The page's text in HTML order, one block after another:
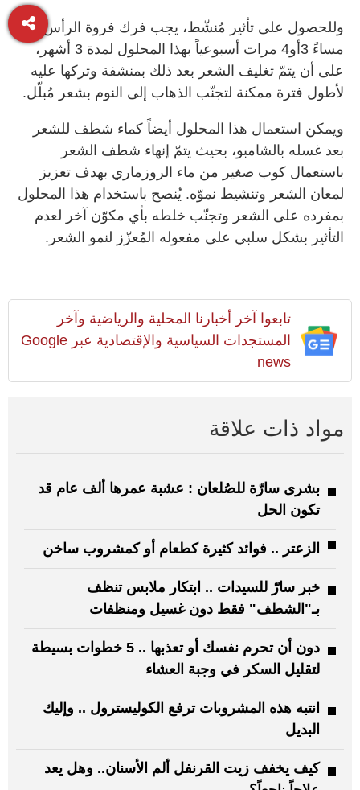
وللحصول على تأثير مُنشّط، يجب فرك فروة الرأس
مساءً 3أو4 مرات أسبوعياً بهذا المحلول لمدة 3 أشهر،
على أن يتمّ تغليف الشعر بعد ذلك بمنشفة وتركها عليه
لأطول فترة ممكنة لتجنّب الذهاب إلى النوم بشعر مُبلّل.
ويمكن استعمال هذا المحلول أيضاً كماء شطف للشعر
بعد غسله بالشامبو، بحيث يتمّ إنهاء شطف الشعر
باستعمال كوب صغير من ماء الروزماري بهدف تعزيز
لمعان الشعر وتنشيط نموّه. يُنصح باستخدام هذا المحلول
بمفرده على الشعر وتجنّب خلطه بأي مكوّن آخر لعدم
التأثير بشكل سلبي على مفعوله المُعزّز لنمو الشعر.
تابعوا آخر أخبارنا المحلية والرياضية وآخر
المستجدات السياسية والإقتصادية عبر Google
news
مواد ذات علاقة
بشرى سارّة للصُلعان : عشبة عمرها ألف عام قد
تكون الحل
الزعتر .. فوائد كثيرة كطعام أو كمشروب ساخن
خبر سارّ للسيدات .. ابتكار ملابس تنظف
بـ"الشطف" فقط دون غسيل ومنظفات
دون أن تحرم نفسك أو تعذبها .. 5 خطوات بسيطة
لتقليل السكر في وجبة العشاء
انتبه هذه المشروبات ترفع الكوليسترول .. وإليك
البديل
كيف يخفف زيت القرنفل ألم الأسنان.. وهل يعد